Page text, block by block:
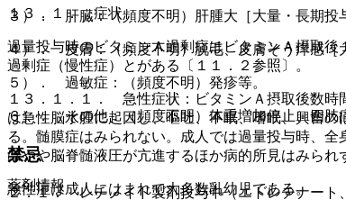
１３．１． 症状
過量投与時のビタミンＡ過剰症はビタミンＡ摂取
過剰症（慢性症）とがある〔１１．２参照〕。
１３．１．１． 急性症状：ビタミンＡ摂取後数時
は急性脳水腫に起因し、嘔吐、不眠、嗜眠、興奮
る。髄膜症はみられない。成人では過量投与時、
はやや脳脊髄液圧が亢進するほか病的所見はみら
急性症は成人にはまれで大多数乳幼児である。
３）． 肝臓：（頻度不明）肝腫大［大量・長期投
４）． 皮膚：（頻度不明）脱毛、皮膚そう痒感［
５）． 過敏症：（頻度不明）発疹等。
６）． その他：（頻度不明）体重増加停止、四肢
禁忌
２．１． レチノイド製剤投与中（エトレチナート
薬剤情報